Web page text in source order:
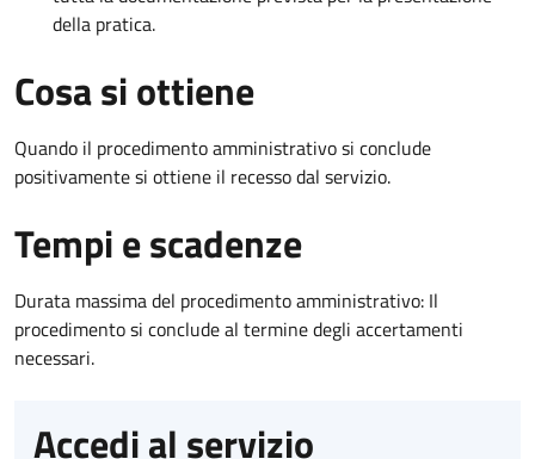
della pratica.
Cosa si ottiene
Quando il procedimento amministrativo si conclude
positivamente si ottiene il recesso dal servizio.
Tempi e scadenze
Durata massima del procedimento amministrativo: Il
procedimento si conclude al termine degli accertamenti
necessari.
Accedi al servizio